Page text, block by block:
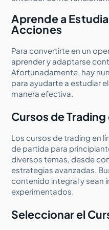
Aprende a
Acciones
Para convertirte en un
aprender y adaptarse
Afortunadamente, hay
para ayudarte a estudiar
manera efectiva.
Cursos de Trading
Los cursos de trading en
de partida para
diversos temas, desde
estrategias avanzadas.
contenido integral y sean
experimentados.
Seleccionar el